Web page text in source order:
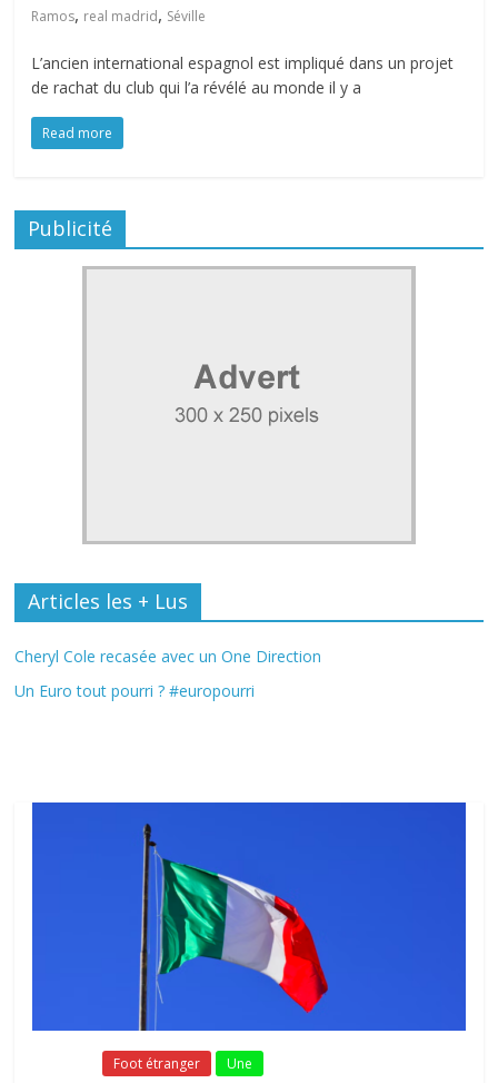
Ramos, real madrid, Séville
L’ancien international espagnol est impliqué dans un projet
de rachat du club qui l’a révélé au monde il y a
Read more
Publicité
Articles les + Lus
Cheryl Cole recasée avec un One Direction
Un Euro tout pourri ? #europourri
Foot étranger Une